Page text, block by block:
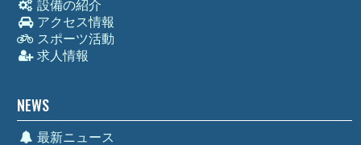
設備の紹介
アクセス情報
スポーツ活動
求人情報
NEWS
最新ニュース